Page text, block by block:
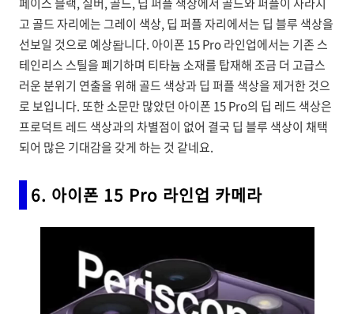
고 골드 자리에는 그레이 색상, 딥 퍼플 자리에서는 딥 블루 색상을
선보일 것으로 예상돱니다. 아이폰 15 Pro 라인업에서는 기존 스
테인리스 스틸을 폐기하며 티타늄 소재를 탑재해 조금 더 고급스
러운 분위기 연출을 위해 골드 색상과 딥 퍼플 색상을 제거한 것으
로 보입니다. 또한 소문만 많았던 아이폰 15 Pro의 딥 레드 색상은
프로덕트 레드 색상과의 차별점이 없어 결국 딥 블루 색상이 채택
되어 많은 기대감을 갖게 하는 것 같네요.
6. 아이폰 15 Pro 라인업 카메라